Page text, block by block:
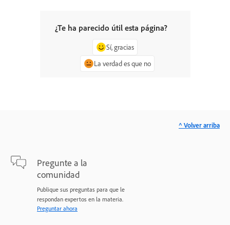
¿Te ha parecido útil esta página?
Sí, gracias
La verdad es que no
Pregunte a la
comunidad
Publique sus preguntas para que le
respondan expertos en la materia.
Preguntar ahora
^ Volver arriba